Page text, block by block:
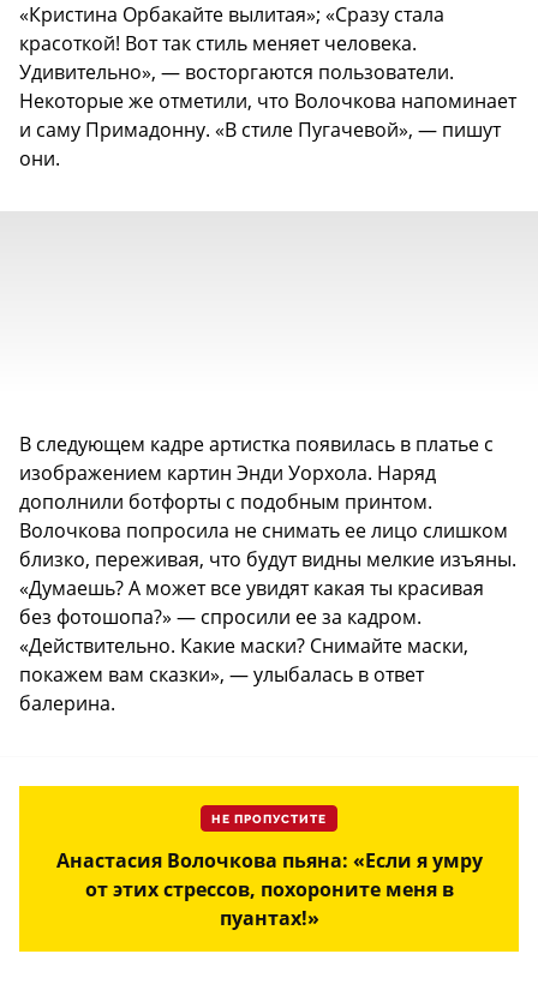
«Кристина Орбакайте вылитая»; «Сразу стала
красоткой! Вот так стиль меняет человека.
Удивительно», — восторгаются пользователи.
Некоторые же отметили, что Волочкова напоминает
и саму Примадонну. «В стиле Пугачевой», — пишут
они.
В следующем кадре артистка появилась в платье с
изображением картин Энди Уорхола. Наряд
дополнили ботфорты с подобным принтом.
Волочкова попросила не снимать ее лицо слишком
близко, переживая, что будут видны мелкие изъяны.
«Думаешь? А может все увидят какая ты красивая
без фотошопа?» — спросили ее за кадром.
«Действительно. Какие маски? Снимайте маски,
покажем вам сказки», — улыбалась в ответ
балерина.
НЕ ПРОПУСТИТЕ
Анастасия Волочкова пьяна: «Если я умру
от этих стрессов, похороните меня в
пуантах!»